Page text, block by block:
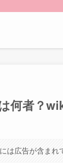
何者？
は広告が含まれ